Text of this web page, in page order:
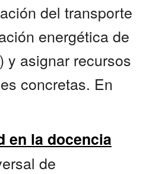
del transporte
energética de
y asignar recursos
concretas. En
en la docencia
de